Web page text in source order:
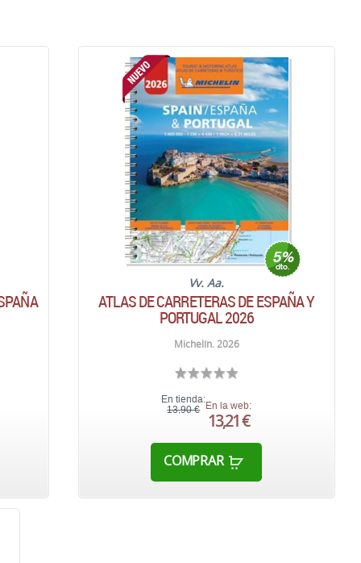
Vv. Aa.
ATLAS DE CARRETERAS DE ESPAÑA Y
PORTUGAL 2026
Michelín. 2026
En tienda:
13,90 €
En la web:
13,21 €
COMPRAR